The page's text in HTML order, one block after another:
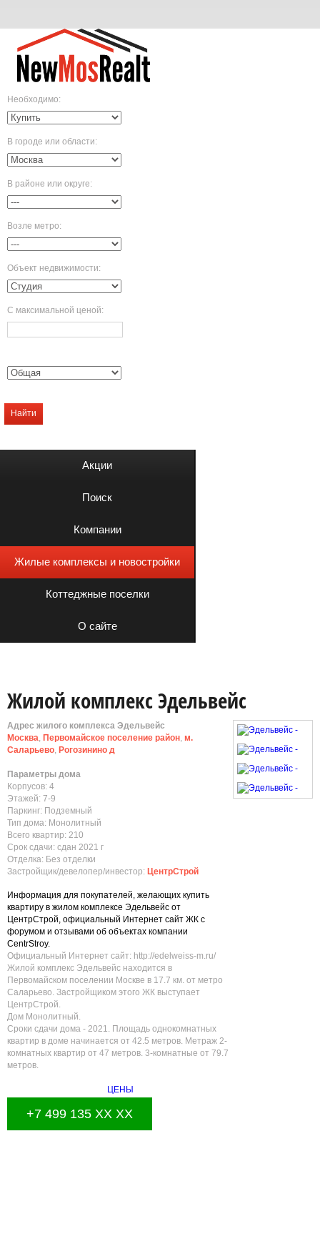
Необходимо:
В городе или области:
В районе или округе:
Возле метро:
Объект недвижимости:
С максимальной ценой:
Найти
Акции
Поиск
Компании
Жилые комплексы и новостройки
Коттеджные поселки
О сайте
Жилой комплекс Эдельвейс
Адрес жилого комплекса Эдельвейс
Москва, Первомайское поселение район, м.
Саларьево, Рогозинино д
Параметры дома
Корпусов: 4
Этажей: 7-9
Паркинг: Подземный
Тип дома: Монолитный
Всего квартир: 210
Срок сдачи: сдан 2021 г
Отделка: Без отделки
Застройщик/девелопер/инвестор: ЦентрСтрой
Информация для покупателей, желающих купить
квартиру в жилом комплексе Эдельвейс от
ЦентрСтрой, официальный Интернет сайт ЖК с
форумом и отзывами об объектах компании
CentrStroy.
Официальный Интернет сайт: http://edelweiss-m.ru/
Жилой комплекс Эдельвейс находится в
Первомайском поселении Москве в 17.7 км. от метро
Саларьево. Застройщиком этого ЖК выступает
ЦентрСтрой.
Дом Монолитный.
Сроки сдачи дома - 2021. Площадь однокомнатных
квартир в доме начинается от 42.5 метров. Метраж 2-
комнатных квартир от 47 метров. 3-комнатные от 79.7
метров.
ЦЕНЫ
+7 499 135 XX XX